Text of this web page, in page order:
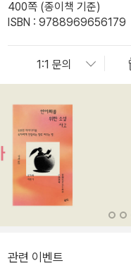
400쪽 (종이책 기준)
ISBN : 9788969656179
관련 이벤트